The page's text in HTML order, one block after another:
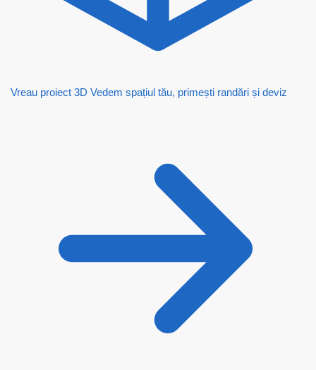
Vreau proiect 3D Vedem spațiul tău, primești randări și deviz